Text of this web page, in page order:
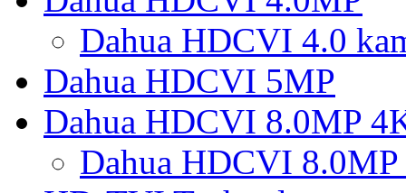
Dahua HDCVI 4.0
Dahua HDCVI 5MP
Dahua HDCVI 8.0MP
Dahua HDCVI 8.0MP